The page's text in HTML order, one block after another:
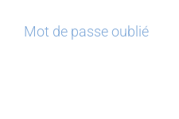
Mot de passe oublié